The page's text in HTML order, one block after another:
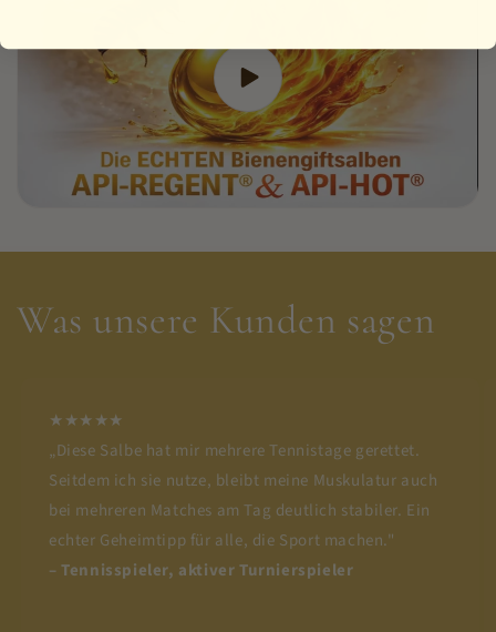
Was unsere Kunden sagen
★★★★★
„Diese Salbe hat mir mehrere Tennistage gerettet.
Seitdem ich sie nutze, bleibt meine Muskulatur auch
bei mehreren Matches am Tag deutlich stabiler. Ein
echter Geheimtipp für alle, die Sport machen."
– Tennisspieler, aktiver Turnierspieler